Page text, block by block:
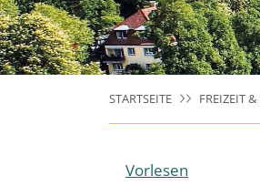
STARTSEITE FREIZEIT
Vorlesen